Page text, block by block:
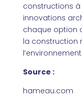
constructions
innovations
chaque option
la construction
l’environnement.
Source :
hameau.com